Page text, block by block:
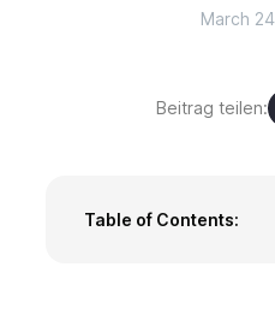
March
Beitrag teilen:
Table of Contents: